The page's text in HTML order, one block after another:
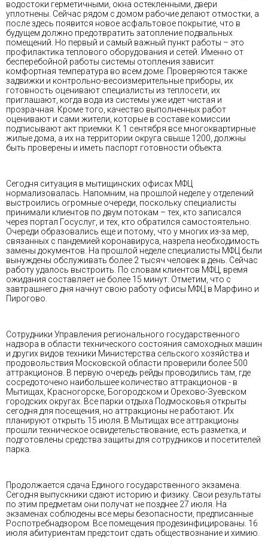
водостоки герметичными, окна остекленными, двери
уплотнены. Сейчас рядом с домом рабочие делают отмостки, а
после здесь появится новое асфальтовое покрытие, что в
будущем должно предотвратить затопление подвальных
помещений. Но первый и самый важный пункт работы – это
профилактика теплового оборудования и сетей. Именно от
бесперебойной работы системы отопления зависит
комфортная температура во всем доме. Проверяются также
задвижки и контрольно-весоизмерительные приборы, их
готовность оценивают специалисты из теплосети, их
приглашают, когда вода из системы уже идет чистая и
прозрачная. Кроме того, качество выполненных работ
оценивают и сами жители, которые в составе комиссии
подписывают акт приемки. К 1 сентября все многоквартирные
жилые дома, а их на территории округа свыше 1200, должны
быть проверены и иметь паспорт готовности объекта.
Сегодня ситуация в мытищинских офисах МФЦ
нормализовалась. Напомним, на прошлой неделе у отделений
выстроились огромные очереди, поскольку специалисты
принимали клиентов по двум потокам – тех, кто записался
через портал Госуслуг, и тех, кто обратился самостоятельно.
Очереди образовались еще и потому, что у многих из-за мер,
связанных с пандемией коронавируса, назрела необходимость
замены документов. На прошлой неделе специалисты МФЦ были
вынуждены обслуживать более 2 тысяч человек в день. Сейчас
работу удалось выстроить. По словам клиентов МФЦ, время
ожидания составляет не более 15 минут. Отметим, что с
завтрашнего дня начнут свою работу офисы МФЦ в Марфино и
Пирогово.
Сотрудники Управления регионального государственного
надзора в области технического состояния самоходных машин
и других видов техники Министерства сельского хозяйства и
продовольствия Московской области проверили более 500
аттракционов. В первую очередь рейды проводились там, где
сосредоточено наибольшее количество аттракционов - в
Мытищах, Красногорске, Богородском и Орехово-Зуевском
городских округах. Все парки отдыха Подмосковья открыты
сегодня для посещения, но аттракционы не работают. Их
планируют открыть 15 июля. В Мытищах все аттракционы
прошли техническое освидетельствование, есть разметка, и
подготовлены средства защиты для сотрудников и посетителей
парка.
Продолжается сдача Единого государственного экзамена.
Сегодня выпускники сдают историю и физику. Свои результаты
по этим предметам они получат не позднее 27 июля. На
экзаменах соблюдены все меры безопасности, предписанные
Роспотребнадзором. Все помещения продезинфицированы. 16
июля абитуриентам предстоит сдать обществознание и химию.